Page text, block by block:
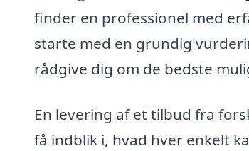
finder en professionel med
starte med en grundig
rådgive dig om de bedste
En levering af et tilbud fra
få indblik i, hvad hver enkelt